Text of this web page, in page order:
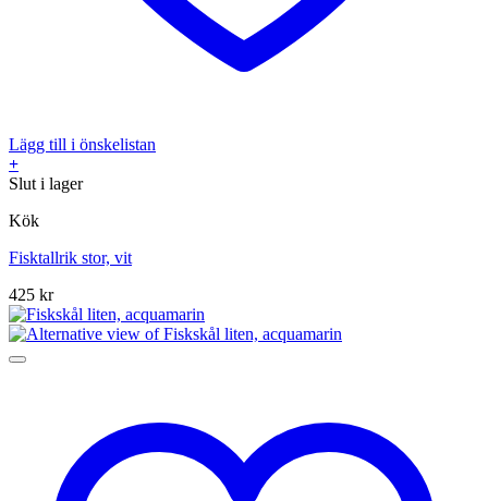
Lägg till i önskelistan
+
Slut i lager
Kök
Fisktallrik stor, vit
425 kr